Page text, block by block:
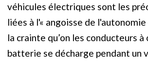
véhicules électriques sont les
liées à l'« angoisse de l'autonomie
la crainte qu’on les conducteurs à
batterie se décharge pendant un